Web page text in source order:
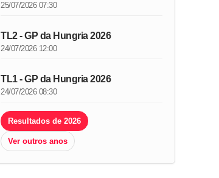
25/07/2026 07:30
TL2 - GP da Hungria 2026
24/07/2026 12:00
TL1 - GP da Hungria 2026
24/07/2026 08:30
Resultados de 2026
Ver outros anos